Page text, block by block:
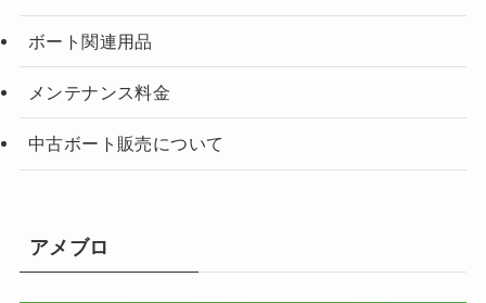
ボート関連用品
メンテナンス料金
中古ボート販売について
アメブロ